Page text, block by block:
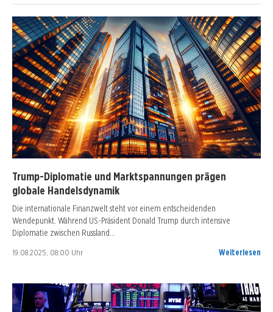
Trump-Diplomatie und Marktspannungen prägen
globale Handelsdynamik
Die internationale Finanzwelt steht vor einem entscheidenden
Wendepunkt. Während US-Präsident Donald Trump durch intensive
Diplomatie zwischen Russland…
19.08.2025, 08:00 Uhr Weiterlesen